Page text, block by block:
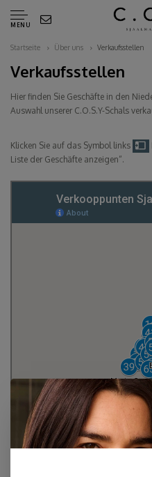
MENU
Startseite Über uns Verkaufsstellen
Verkaufsstellen
Hier finden Sie Geschäfte in den
Auswahl unserer C.O.S.Y-Schals
Klicken Sie auf das Symbol links
Liste der Geschäfte anzeigen“.